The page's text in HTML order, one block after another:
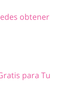
obtener
para Tu